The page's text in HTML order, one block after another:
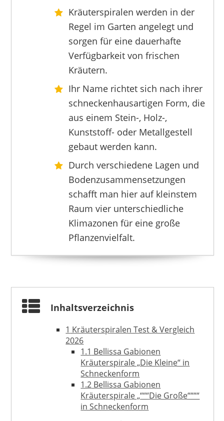
BELLISSA
245,38 € *
UNUS
*
SPETEBO
22,95 €*
Kräuterspiralen werden in der
Regel im Garten angelegt und
sorgen für eine dauerhafte
Verfügbarkeit von frischen
Kräutern.
Ihr Name richtet sich nach ihrer
schneckenhausartigen Form, die
aus einem Stein-, Holz-,
Kunststoff- oder Metallgestell
gebaut werden kann.
Durch verschiedene Lagen und
Bodenzusammensetzungen
schafft man hier auf kleinstem
Raum vier unterschiedliche
Klimazonen für eine große
Pflanzenvielfalt.
Inhaltsverzeichnis
1 Kräuterspiralen Test & Vergleich
2026
1.1 Bellissa Gabionen
Kräuterspirale „Die Kleine“ in
Schneckenform
1.2 Bellissa Gabionen
Kräuterspirale „“““Die Große““““
in Schneckenform